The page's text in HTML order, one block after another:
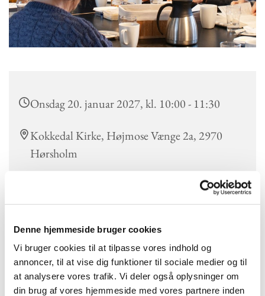
Denne hjemmeside bruger cookies
Vi bruger cookies til at tilpasse vores indhold og
annoncer, til at vise dig funktioner til sociale medier og til
at analysere vores trafik. Vi deler også oplysninger om
din brug af vores hjemmeside med vores partnere inden
Onsdag 20. januar 2027, kl. 10:00 - 11:30
Kokkedal Kirke, Højmose Vænge 2a, 2970
Hørsholm
til kirkecafé.
Kirkecaféen er åben for alle hver onsdag kl. 10.00. Vi mødes og
taler sammen på uforpligtende vis over en kop kaffe.
Efterfølgende synger vi sange fra Højskolesangbogen, som
kirkens organist akkompagnerer på klaver.